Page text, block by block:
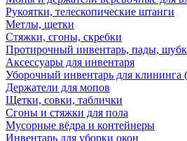
Рукоятки, телескопические штанги
Метлы, щетки
Стяжки, сгоны, скребки
Протирочный инвентарь, пады,
Аксессуары для инвентаря
Уборочный инвентарь для клининга
Держатели для мопов
Щетки, совки, таблички
Сгоны и стяжки для пола
Мусорные вёдра и контейнеры
Инвентарь для уборки окон